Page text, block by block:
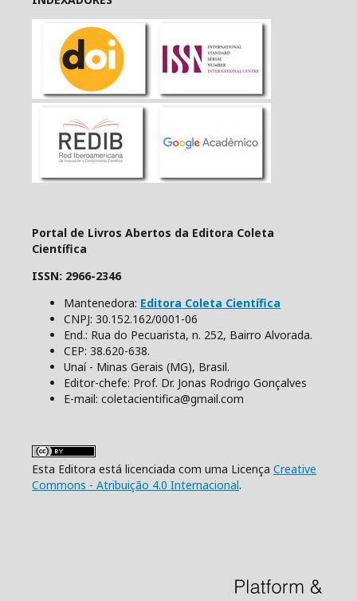
Portal de Livros Abertos da Editora Coleta
Científica
ISSN: 2966-2346
Mantenedora: Editora Coleta Científica
CNPJ: 30.152.162/0001-06
End.: Rua do Pecuarista, n. 252, Bairro Alvorada.
CEP: 38.620-638.
Unaí - Minas Gerais (MG), Brasil.
Editor-chefe: Prof. Dr. Jonas Rodrigo Gonçalves
E-mail: coletacientifica@gmail.com
Esta Editora está licenciada com uma Licença Creative
Commons - Atribuição 4.0 Internacional.